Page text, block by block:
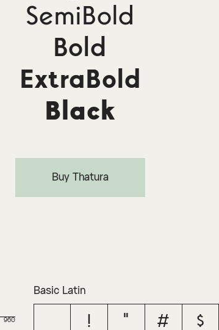
SemiBold
Bold
ExtraBold
Black
Buy Thatura
960
Basic Latin
! " # $